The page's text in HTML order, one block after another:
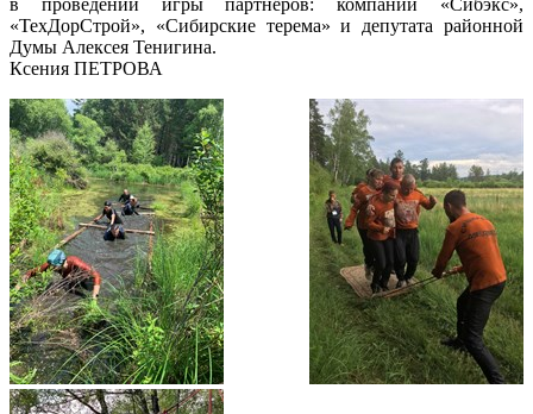
«ТехДорСтрой», «Сибирские терема» и депутата районной
Думы Алексея Тенигина.
Ксения ПЕТРОВА